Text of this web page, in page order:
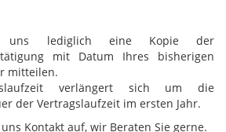
uns lediglich eine Kopie der
mit Datum Ihres bisherigen
mitteilen.
verlängert sich um die
der Vertragslaufzeit im ersten Jahr.
Kontakt auf, wir Beraten Sie gerne.